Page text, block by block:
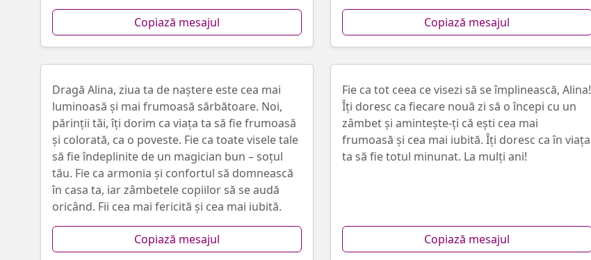
Copiază mesajul Copiază mesajul
Dragă Alina, ziua ta de naștere este cea mai
luminoasă și mai frumoasă sărbătoare. Noi,
părinții tăi, îți dorim ca viața ta să fie frumoasă
și colorată, ca o poveste. Fie ca toate visele tale
să fie îndeplinite de un magician bun – soțul
tău. Fie ca armonia și confortul să domnească
în casa ta, iar zâmbetele copiilor să se audă
oricând. Fii cea mai fericită și cea mai iubită.
Copiază mesajul
Fie ca tot ceea ce visezi să se împlinească, Alina!
Îţi doresc ca fiecare nouă zi să o începi cu un
zâmbet și amintește-ți că ești cea mai
frumoasă și cea mai iubită. Îţi doresc ca în viața
ta să fie totul minunat. La mulţi ani!
Copiază mesajul